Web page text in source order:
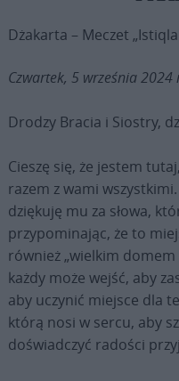
Dżakarta – Meczet
Czwartek, 5 września 2024
Drodzy Bracia i Siostry,
Cieszę się, że jestem
razem z wami
dziękuję mu za słowa,
przypominając, że to
również „wielkim
każdy może wejść, aby
aby uczynić miejsce dla
którą nosi w sercu, aby
doświadczyć radości